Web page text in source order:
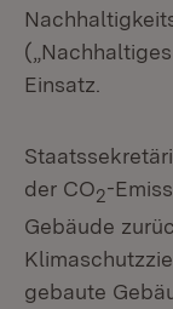
Einsatz.
der CO2-
Gebäude
gebaute